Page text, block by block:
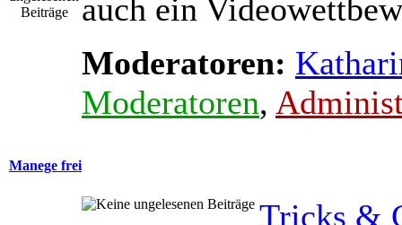
auch ein
Moderatoren:
Moderatoren,
Manege frei
Tricks &